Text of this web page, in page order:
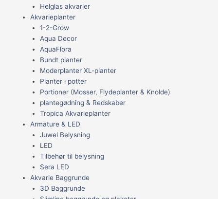
Helglas akvarier
Akvarieplanter
1-2-Grow
Aqua Decor
AquaFlora
Bundt planter
Moderplanter XL-planter
Planter i potter
Portioner (Mosser, Flydeplanter & Knolde)
plantegødning & Redskaber
Tropica Akvarieplanter
Armature & LED
Juwel Belysning
LED
Tilbehør til belysning
Sera LED
Akvarie Baggrunde
3D Baggrunde